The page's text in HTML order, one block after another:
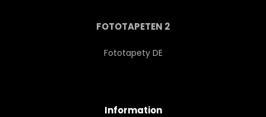
FOTOTAPETEN 2
Fototapety DE
Information